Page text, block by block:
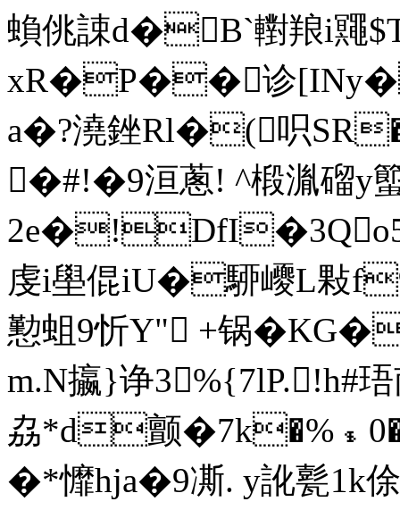
蝜佻誎d�B`轛羪i鼆
xR�P��诊
a�?澆銼Rl�(呮
�#!�9洹蔥! ^椴湚磂y
虔i壆倱iU�駵巎L敤
懃蛆9忻Y" +锅
m.N攍}诤3 %{7lP.!h#
劦*d颤
�*戂hja�9凘. y訛甏